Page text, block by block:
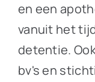
en een
vanuit het
detentie.
bv's en